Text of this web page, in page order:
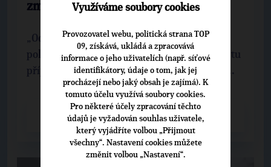
změně obrazu Příbrami
„Od kauz, které kdysi hýbaly příbramskou
politikou, jsme se posunuli do stavu, kdy se tu
příjemně žije, lidé se často potkávají a zvýš...
CELÝ ČLÁNEK
Využíváme soubory cookies
Provozovatel webu, politická strana TOP
09, získává, ukládá a zpracovává
informace o jeho uživatelích (např. síťové
identifikátory, údaje o tom, jak jej
procházejí nebo jaký obsah je zajímá). K
tomuto účelu využívá soubory cookies.
Pro některé účely zpracování těchto
údajů je vyžadován souhlas uživatele,
který vyjádříte volbou „Přijmout
všechny“. Nastavení cookies můžete
změnit volbou „Nastavení“.